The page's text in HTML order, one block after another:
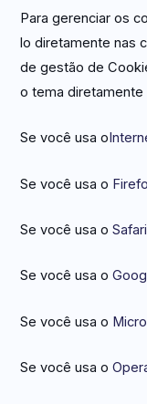
Para gerenciar os
lo diretamente nas
de gestão de
o tema diretamente
Se você usa o
Se você usa o
Se você usa oSafari
Se você usa o
Se você usa o
Se você usa o